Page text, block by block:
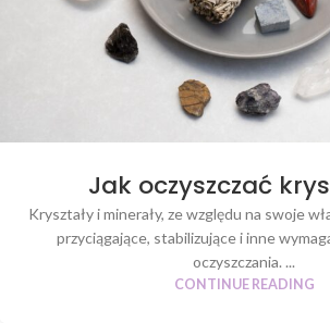
Jak oczyszczać
Kryształy i minerały, ze względu na swoje
przyciągające, stabilizujące i inne
oczyszczania. ...
CONTINUE READING